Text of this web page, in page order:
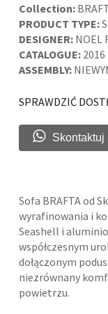
Collection:
PRODUCT TYPE:
DESIGNER: NOEL
CATALOGUE: 2016
ASSEMBLY:
SPRAWDZIĆ
Skontaktuj
Sofa BRAFTA od
wyrafinowania i
Seashell i
współczesnym
dołączonym
niezrównany
powietrzu.